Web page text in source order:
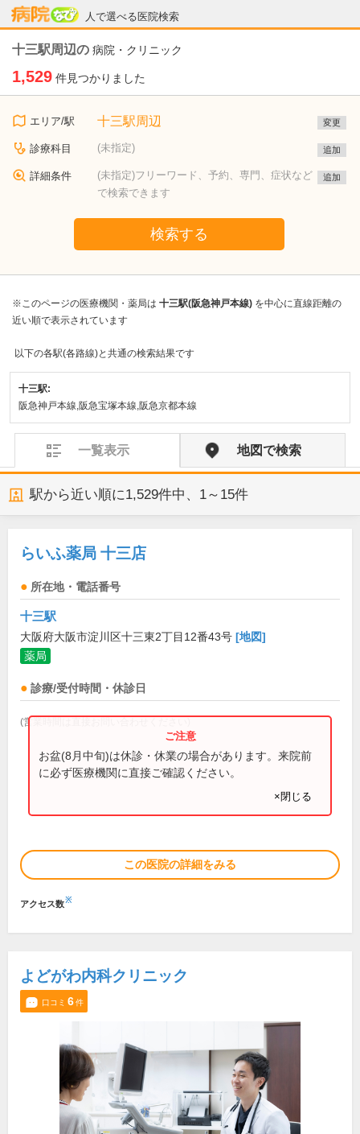
人で選べる医院検索
病院なび
十三駅周辺の 病院・クリニック
1,529 件見つかりました
エリア/駅 十三駅周辺 変更
診療科目 (未指定) 追加
詳細条件
(未指定)フリーワード、予約、専門、症状など
で検索できます
追加
検索する
※このページの医療機関・薬局は 十三駅(阪急神戸本線) を中心に直線距離の
近い順で表示されています
以下の各駅(各路線)と共通の検索結果です
十三駅:
阪急神戸本線,阪急宝塚本線,阪急京都本線
一覧表示 地図で検索
駅から近い順に1,529件中、 1～15件
らいふ薬局 十三店
所在地・電話番号
十三駅
大阪府大阪市淀川区十三東2丁目12番43号 [地図]
薬局
診療/受付時間・休診日
(営業時間は直接お問い合わせください)
お盆(8月中旬)は休診・休業の場合があります。来院前
に必ず医療機関に直接ご確認ください。
×閉じる
この医院の詳細をみる
アクセス数※
よどがわ内科クリニック
口コミ 6件